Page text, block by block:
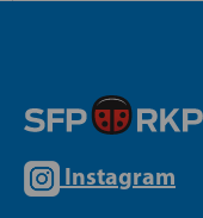
Instagram